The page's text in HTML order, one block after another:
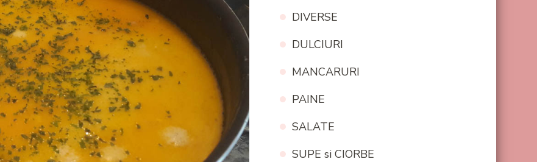
DIVERSE
DULCIURI
MANCARURI
PAINE
SALATE
SUPE si CIORBE